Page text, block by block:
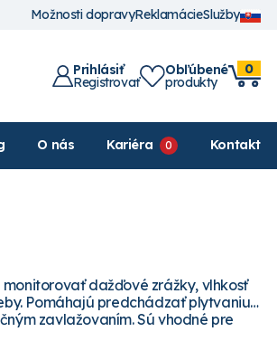
Možnosti dopravyReklamácieSlužby
Prihlásiť
Registrovať
Obľúbené
produkty
0
O nás Kariéra Kontakt
dažďové zrážky, vlhkosť
Pomáhajú predchádzať plytvaniu
zavlažovaním. Sú vhodné pre